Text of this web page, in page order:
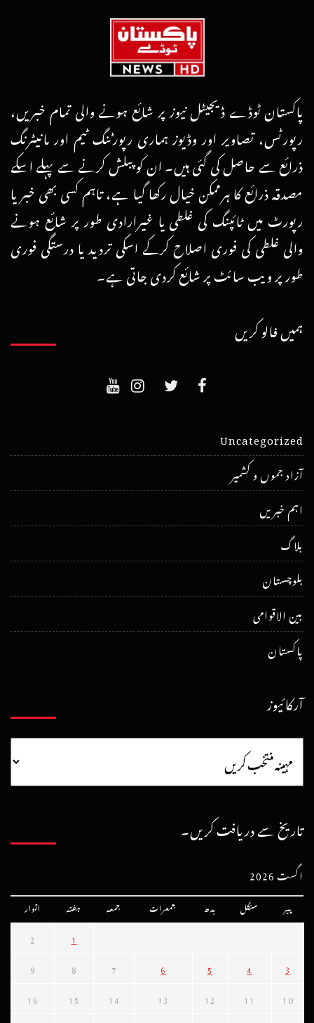
پاکستان ٹوڈے ڈیجیٹل نیوز پر شائع ہونے والی تمام خبریں،
رپورٹس، تصاویر اور وڈیوز ہماری رپورٹنگ ٹیم اور مانیٹرنگ
ذرائع سے حاصل کی گئی ہیں۔ ان کو پبلش کرنے سے پہلے اسکے
مصدقہ ذرائع کا ہرممکن خیال رکھا گیا ہے، تاہم کسی بھی خبر یا
رپورٹ میں ٹائپنگ کی غلطی یا غیرارادی طور پر شائع ہونے
والی غلطی کی فوری اصلاح کرکے اسکی تردید یا درستگی فوری
طور پر ویب سائٹ پر شائع کردی جاتی ہے۔
ہمیں فالو کریں
Uncategorized
آزاد جموں و کشمیر
اہم خبریں
بلاگ
بلوچستان
بین الاقوامی
پاکستان
آرکائیوز
تاریخ سے دریافت کریں۔
اگست 2026
پیر منگل بدھ جمعرات جمعہ ہفتہ اتوار
1
2
3
4
5
6
7
8
9
10
11
12
13
14
15
16